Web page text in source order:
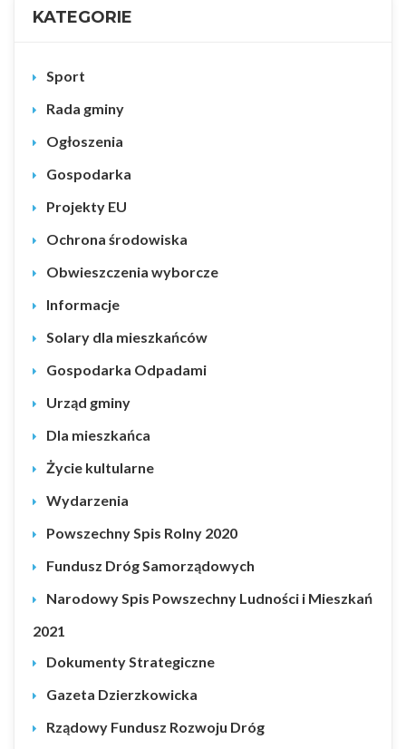
KATEGORIE
Sport
Rada gminy
Ogłoszenia
Gospodarka
Projekty EU
Ochrona środowiska
Obwieszczenia wyborcze
Informacje
Solary dla mieszkańców
Gospodarka Odpadami
Urząd gminy
Dla mieszkańca
Życie kultularne
Wydarzenia
Powszechny Spis Rolny 2020
Fundusz Dróg Samorządowych
Narodowy Spis Powszechny Ludności i Mieszkań
2021
Dokumenty Strategiczne
Gazeta Dzierzkowicka
Rządowy Fundusz Rozwoju Dróg